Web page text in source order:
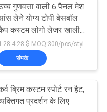
गुणवत्ता वाली 6 पैनल मेश
लेने योग्य टोपी बेसबॉल
कस्टम लोगो लेजर खाली
टोपी
1.28-4.28 $ MOQ:300/pcs/style/color/size
संपर्क
ब्रिम कस्टम स्पोर्ट रन हैट,
प्रदर्शन के लिए